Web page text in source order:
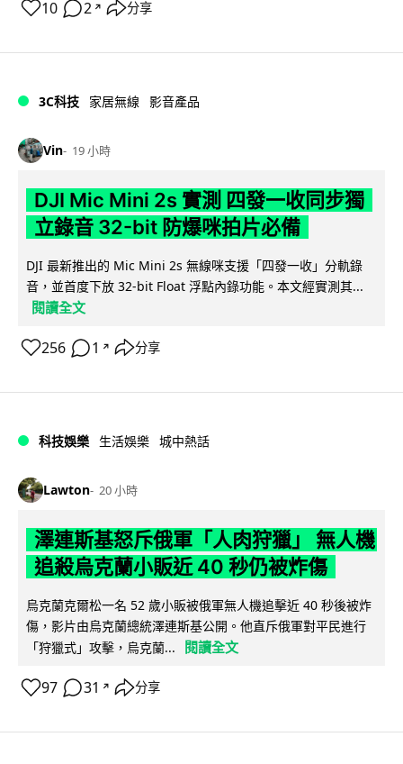
10 2 ↗ 分享
3C科技 家居無線 影音產品
Vin 19 小時
DJI Mic Mini 2s 實測 四發一收同步獨
立錄音 32-bit 防爆咪拍片必備
DJI 最新推出的 Mic Mini 2s 無線咪支援「四發一收」分軌錄
音，並首度下放 32-bit Float 浮點內錄功能。本文經實測其...
閱讀全文
256 1 ↗ 分享
科技娛樂 生活娛樂 城中熱話
Lawton 20 小時
澤連斯基怒斥俄軍「人肉狩獵」 無人機
追殺烏克蘭小販近 40 秒仍被炸傷
烏克蘭克爾松一名 52 歲小販被俄軍無人機追擊近 40 秒後被炸
傷，影片由烏克蘭總統澤連斯基公開。他直斥俄軍對平民進行
「狩獵式」攻擊，烏克蘭...
閱讀全文
97 31 ↗ 分享